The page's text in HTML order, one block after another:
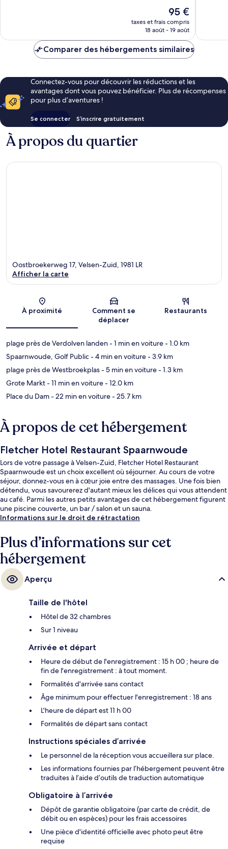
Le
nouveau
prix
de
95 €
taxes et frais compris
18 août - 19 août
Comparer des hébergements similaires
Connectez-vous pour découvrir les réductions et les
avantages dont vous pouvez bénéficier. Plus de récompenses
pour plus d’aventures !
Se connecter S’inscrire gratuitement
À propos du quartier
Carte
Oostbroekerweg 17, Velsen-Zuid, 1981 LR
Afficher la carte
À proximité
Comment se
déplacer
Restaurants
plage près de Verdolven landen- 1 min en voiture- 1.0 km
Spaarnwoude, Golf Public- 4 min en voiture- 3.9 km
plage près de Westbroekplas- 5 min en voiture- 1.3 km
Grote Markt- 11 min en voiture- 12.0 km
Place du Dam- 22 min en voiture- 25.7 km
À propos de cet hébergement
Fletcher Hotel Restaurant Spaarnwoude
Lors de votre passage à Velsen-Zuid, Fletcher Hotel Restaurant
Spaarnwoude est un choix excellent où séjourner. Au cours de votre
séjour, donnez-vous en à cœur joie entre des massages. Une fois bien
détendu, vous savourerez d'autant mieux les délices qui vous attendent
au café. Parmi les autres petits avantages de cet hébergement figurent
une piscine couverte, un bar / salon et un sauna.
Informations sur le droit de rétractation
Plus d’informations sur cet
hébergement
Aperçu
Taille de l'hôtel
Hôtel de 32 chambres
Sur 1 niveau
Arrivée et départ
Heure de début de l'enregistrement : 15 h 00 ; heure de
fin de l'enregistrement : à tout moment.
Formalités d'arrivée sans contact
Âge minimum pour effectuer l'enregistrement : 18 ans
L'heure de départ est 11 h 00
Formalités de départ sans contact
Instructions spéciales d’arrivée
Le personnel de la réception vous accueillera sur place.
Les informations fournies par l’hébergement peuvent être
traduites à l’aide d’outils de traduction automatique
Obligatoire à l’arrivée
Dépôt de garantie obligatoire (par carte de crédit, de
débit ou en espèces) pour les frais accessoires
Une pièce d'identité officielle avec photo peut être
requise